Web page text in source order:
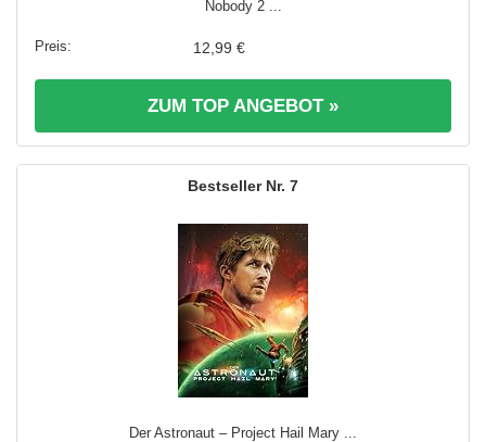
Nobody 2 ...
12,99 €
ZUM TOP ANGEBOT »
7
Der Astronaut – Project Hail Mary ...